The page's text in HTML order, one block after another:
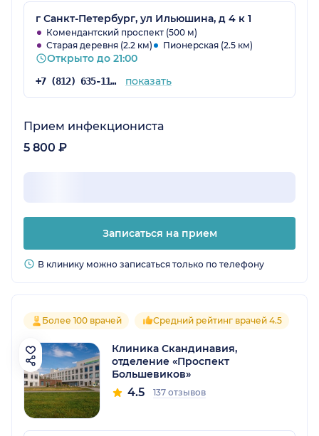
г Санкт-Петербург, ул Ильюшина, д 4 к 1
Комендантский проспект (500 м)
Старая деревня (2.2 км)
Пионерская (2.5 км)
Открыто до 21:00
+7 (812) 635-11-79 показать
Прием инфекциониста
5 800 ₽
Записаться на прием
В клинику можно записаться только по телефону
Более 100 врачей Средний рейтинг врачей 4.5
Клиника Скандинавия,
отделение «Проспект
Большевиков»
4.5 137 отзывов